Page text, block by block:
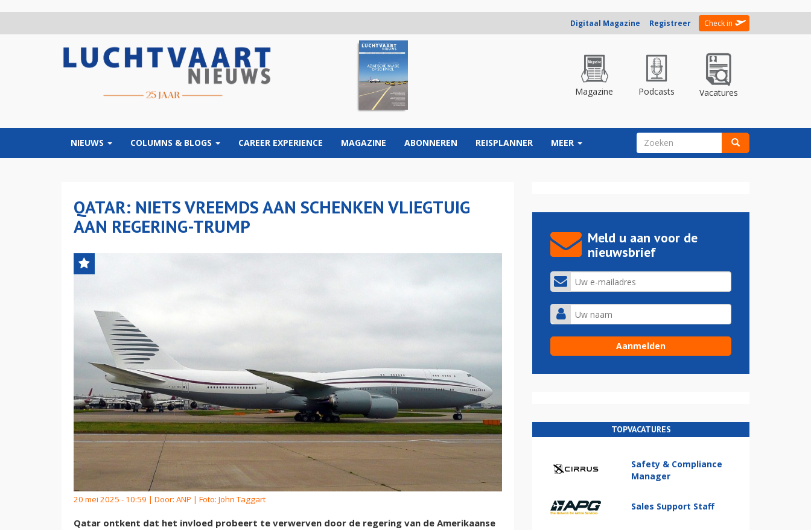
Digitaal Magazine Registreer Check in
Magazine Podcasts Vacatures
NIEUWS COLUMNS & BLOGS CAREER EXPERIENCE MAGAZINE ABONNEREN REISPLANNER MEER ZOEKVELD
QATAR: NIETS VREEMDS AAN SCHENKEN VLIEGTUIG
AAN REGERING-TRUMP
20 mei 2025 - 10:59 | Door: ANP | Foto: John Taggart
Qatar ontkent dat het invloed probeert te verwerven door de regering van de Amerikaanse
Meld u aan voor de
nieuwsbrief
TOPVACATURES
Safety & Compliance
Manager
Sales Support Staff